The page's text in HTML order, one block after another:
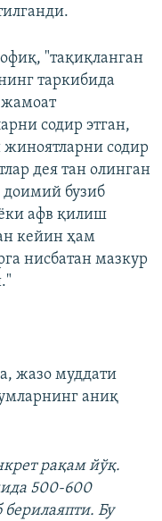
"тақиқланган
таркибида
жамоат
содир этган,
содир
дея тан олинган
бузиб
афв қилиш
кейин ҳам
нисбатан мазкур
жазо муддати
аниқ
рақам йўқ.
500-600
Бу